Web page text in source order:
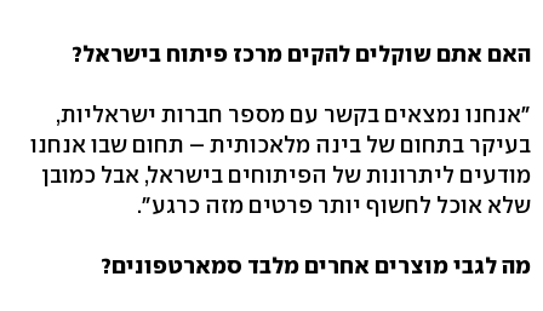
האם אתם שוקלים להקים מרכז פיתוח בישראל?
"אנחנו נמצאים בקשר עם מספר חברות ישראליות,
בעיקר בתחום של בינה מלאכותית – תחום שבו אנחנו
מודעים ליתרונות של הפיתוחים בישראל, אבל כמובן
שלא אוכל לחשוף יותר פרטים מזה כרגע".
מה לגבי מוצרים אחרים מלבד סמארטפונים?